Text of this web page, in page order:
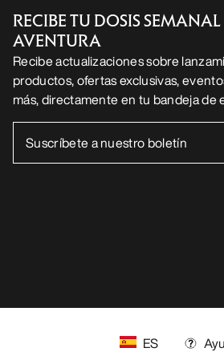
RECIBE TU DOSIS SEMANAL
AVENTURA
Recibe actualizaciones sobre
productos, ofertas exclusivas,
más, directamente en tu bandeja de
ES